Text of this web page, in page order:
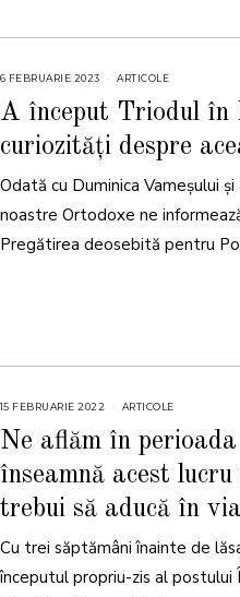
6 FEBRUARIE 2023
E
B
U
A
I
2
0
3
ARTICOLE
A început Triodul în
curiozități despre
Odată cu Duminica Vameșului
noastre Ortodoxe ne
Pregătirea deosebită pentru
15 FEBRUARIE 2022
F
E
R
2
2
ARTICOLE
Ne aflăm în
înseamnă acest
trebui să aducă în
Cu trei săptămâni înainte de
începutul propriu-zis al postului